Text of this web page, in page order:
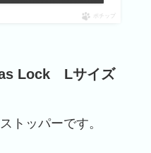
ポチップ
LockLサイズ
トッパーです。